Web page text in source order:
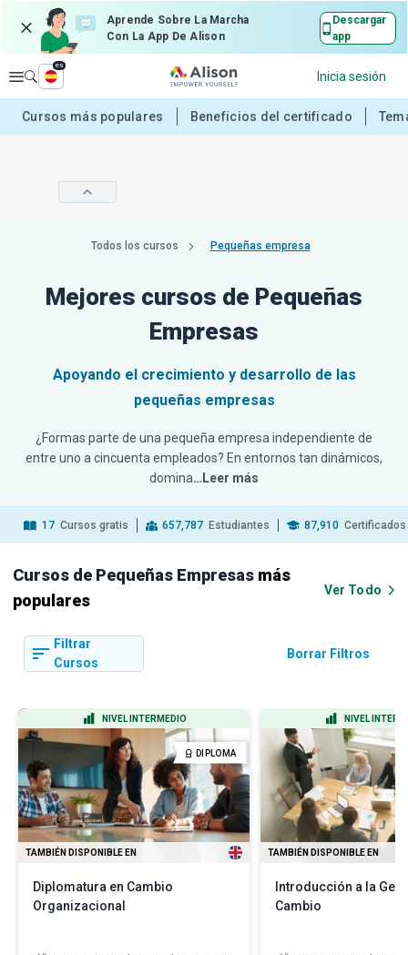
Aprende Sobre La Marcha
Con La App De Alison
Descargar
app
Explorar
es
Inicia sesión
Cursos más populares Beneficios del certificado
Todos los cursos Pequeñas empresa
Mejores cursos de Pequeñas
Empresas
Apoyando el crecimiento y desarrollo de las
pequeñas empresas
¿Formas parte de una pequeña empresa independiente de
entre uno a cincuenta empleados? En entornos tan dinámicos,
domina…Leer más
17 Cursos gratis 657,787 Estudiantes 87,910
Cursos de Pequeñas Empresas más
populares
Ver Todo
Filtrar
Cursos
Borrar Filtros
NIVEL INTERMEDIO
DIPLOMA
TAMBIÉN DISPONIBLE EN
Diplomatura en Cambio
Organizacional
NIVEL
TAMBIÉN DISPONIBLE EN
Introducción a la
Cambio